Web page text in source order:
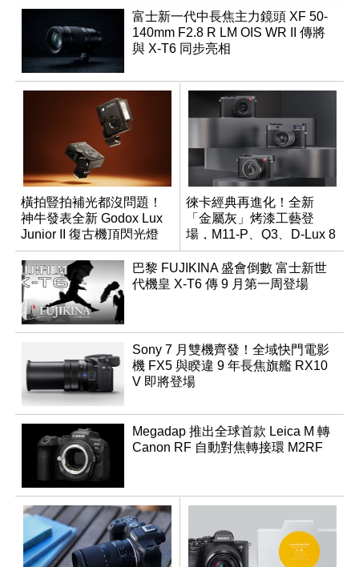
富士新一代中長焦主力鏡頭 XF 50-
140mm F2.8 R LM OIS WR II 傳將
與 X-T6 同步亮相
橫拍豎拍補光都沒問題！
神牛發表全新 Godox Lux
Junior II 復古機頂閃光燈
徠卡經典再進化！全新
「金屬灰」烤漆工藝登
場，M11-P、Q3、D-Lux 8
領銜換裝
巴黎 FUJIKINA 盛會倒數 富士新世
代機皇 X-T6 傳 9 月第一周登場
Sony 7 月雙機齊發！全域快門電影
機 FX5 與睽違 9 年長焦旗艦 RX10
V 即將登場
Megadap 推出全球首款 Leica M 轉
Canon RF 自動對焦轉接環 M2RF